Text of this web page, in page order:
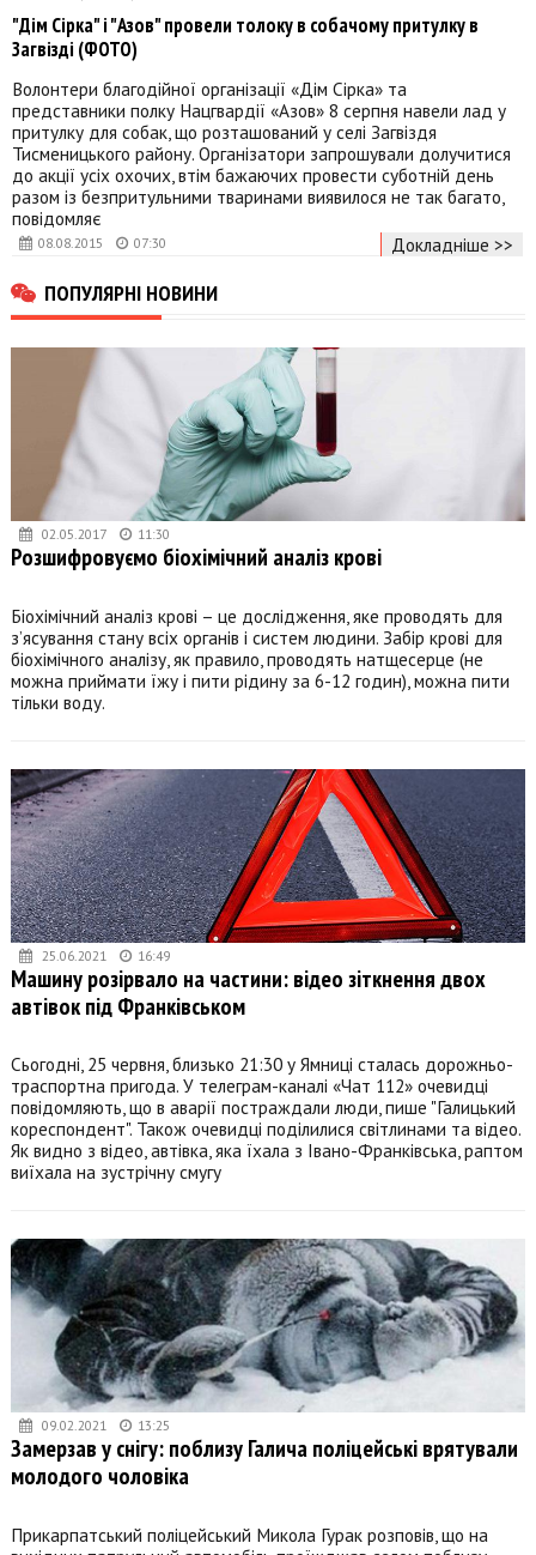
08.08.2015 07:30
"Дім Сірка" і "Азов" провели толоку в собачому притулку в
Загвізді (ФОТО)
Волонтери благодійної організації «Дім Сірка» та
представники полку Нацгвардії «Азов» 8 серпня навели лад у
притулку для собак, що розташований у селі Загвіздя
Тисменицького району. Організатори запрошували долучитися
до акції усіх охочих, втім бажаючиx провести суботній день
разом із безпритульними тваринами виявилося не так багато,
повідомляє
Докладніше >>
ПОПУЛЯРНІ НОВИНИ
02.05.2017 11:30
Розшифровуємо біохімічний аналіз крові
Біохімічний аналіз крові – це дослідження, яке проводять для
з’ясування стану всіх органів і систем людини. Забір крові для
біохімічного аналізу, як правило, проводять натщесерце (не
можна приймати їжу і пити рідину за 6-12 годин), можна пити
тільки воду.
25.06.2021 16:49
Машину розірвало на частини: відео зіткнення двох
автівок під Франківськом
Сьогодні, 25 червня, близько 21:30 у Ямниці сталась дорожньо-
траспортна пригода. У телеграм-каналі «Чат 112» очевидці
повідомляють, що в аварії постраждали люди, пише "Галицький
кореспондент". Також очевидці поділилися світлинами та відео.
Як видно з відео, автівка, яка їхала з Івано-Франківська, раптом
виїхала на зустрічну смугу
09.02.2021 13:25
Замерзав у снігу: поблизу Галича поліцейські врятували
молодого чоловіка
Прикарпатський поліцейський Микола Гурак розповів, що на